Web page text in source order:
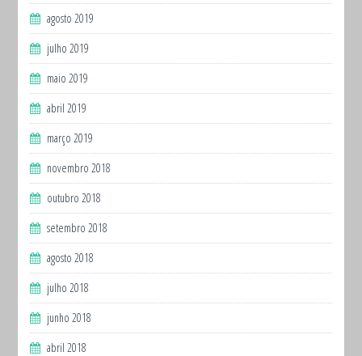
agosto 2019
julho 2019
maio 2019
abril 2019
março 2019
novembro 2018
outubro 2018
setembro 2018
agosto 2018
julho 2018
junho 2018
abril 2018